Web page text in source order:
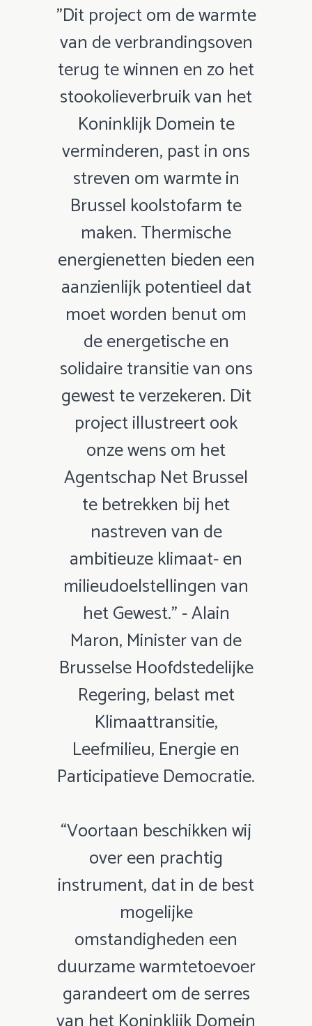
"Dit project om de warmte
van de verbrandingsoven
terug te winnen en zo het
stookolieverbruik van het
Koninklijk Domein te
verminderen, past in ons
streven om warmte in
Brussel koolstofarm te
maken. Thermische
energienetten bieden een
aanzienlijk potentieel dat
moet worden benut om
de energetische en
solidaire transitie van ons
gewest te verzekeren. Dit
project illustreert ook
onze wens om het
Agentschap Net Brussel
te betrekken bij het
nastreven van de
ambitieuze klimaat- en
milieudoelstellingen van
het Gewest.” - Alain
Maron, Minister van de
Brusselse Hoofdstedelijke
Regering, belast met
Klimaattransitie,
Leefmilieu, Energie en
Participatieve Democratie.
“Voortaan beschikken wij
over een prachtig
instrument, dat in de best
mogelijke
omstandigheden een
duurzame warmtetoevoer
garandeert om de serres